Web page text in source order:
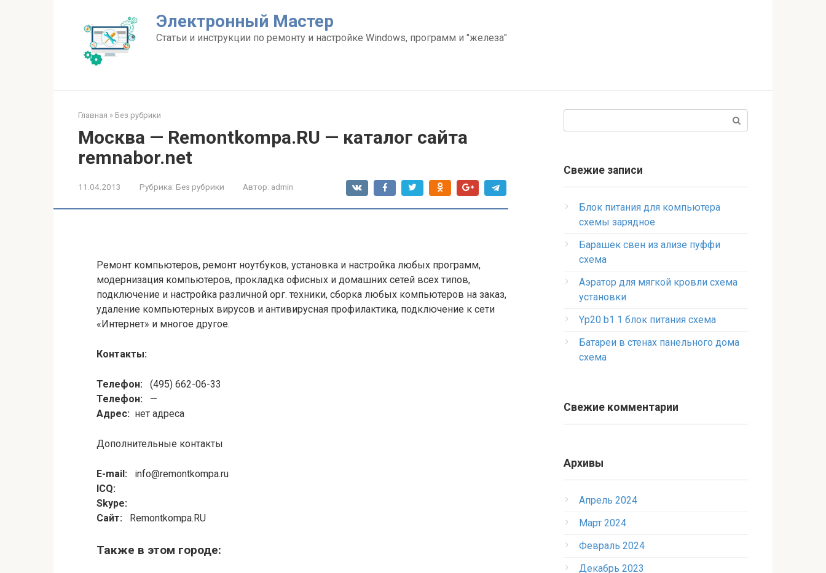
Электронный Мастер
Статьи и инструкции по ремонту и настройке Windows, программ и "железа"
Главная » Без рубрики
Москва — Remontkompa.RU — каталог сайта
remnabor.net
11.04.2013 Рубрика: Без рубрики Автор: admin
Ремонт компьютеров, ремонт ноутбуков, установка и настройка любых программ,
модернизация компьютеров, прокладка офисных и домашних сетей всех типов,
подключение и настройка различной орг. техники, сборка любых компьютеров на заказ,
удаление компьютерных вирусов и антивирусная профилактика, подключение к сети
«Интернет» и многое другое.
Контакты:
Телефон: (495) 662-06-33
Телефон: —
Адрес: нет адреса
Дополнительные контакты
E-mail: info@remontkompa.ru
ICQ:
Skype:
Сайт: Remontkompa.RU
Также в этом городе:
Свежие записи
Блок питания для компьютера
схемы зарядное
Барашек свен из ализе пуффи
схема
Аэратор для мягкой кровли схема
установки
Yp20 b1 1 блок питания схема
Батареи в стенах панельного дома
схема
Свежие комментарии
Архивы
Апрель 2024
Март 2024
Февраль 2024
Декабрь 2023